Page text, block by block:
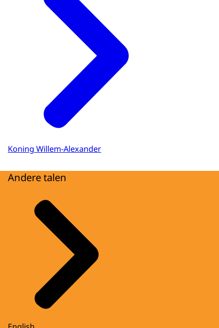
Koning Willem-Alexander
Andere talen